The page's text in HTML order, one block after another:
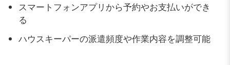
スマートフォンアプリから予約やお支払いができ
る
ハウスキーパーの派遣頻度や作業内容を調整可能